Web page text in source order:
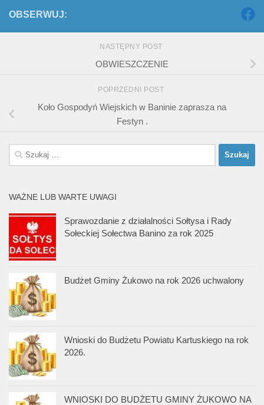
OBSERWUJ:
NASTĘPNY POST
OBWIESZCZENIE
POPRZEDNI POST
Koło Gospodyń Wiejskich w Baninie zaprasza na
Festyn .
Szukaj:
WAŻNE LUB WARTE UWAGI
Sprawozdanie z działalności Sołtysa i Rady
Sołeckiej Sołectwa Banino za rok 2025
Budżet Gminy Żukowo na rok 2026 uchwalony
Wnioski do Budżetu Powiatu Kartuskiego na rok
2026.
WNIOSKI DO BUDŻETU GMINY ŻUKOWO NA